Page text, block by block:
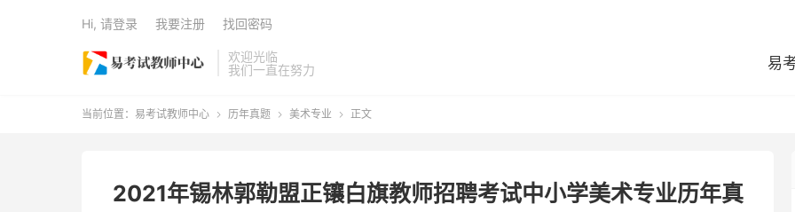
欢迎光临
我们一直在努力
易
Hi, 请登录 我要注册 找回密码
当前位置： 易考试教师中心  历年真题  美术专业  正文
2021年锡林郭勒盟正镶白旗教师招聘考试中小学美术专业历年真